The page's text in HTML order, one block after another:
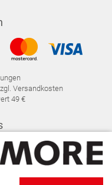
Versandkosten
49 €